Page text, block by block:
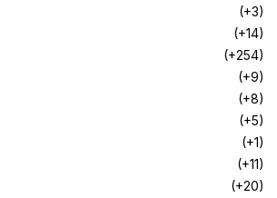
(+3)
(+14)
(+254)
(+9)
(+8)
(+5)
(+1)
(+11)
(+20)